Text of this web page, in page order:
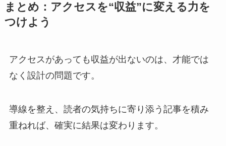
まとめ：アクセスを“収益”に変える力を
つけよう
アクセスがあっても収益が出ないのは、才能では
なく設計の問題です。
導線を整え、読者の気持ちに寄り添う記事を積み
重ねれば、確実に結果は変わります。